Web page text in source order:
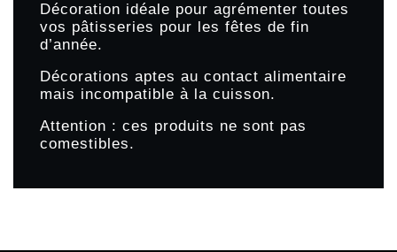
Décoration idéale pour agrémenter toutes
vos pâtisseries pour les fêtes de fin
d’année.
Décorations aptes au contact alimentaire
mais incompatible à la cuisson.
Attention : ces produits ne sont pas
comestibles.